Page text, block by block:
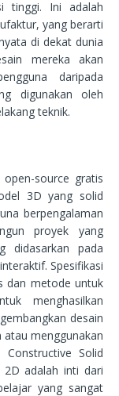
tinggi. Ini adalah
yang berarti
di dekat dunia
mereka akan
daripada
digunakan oleh
teknik.
open-source gratis
3D yang solid
berpengalaman
proyek yang
didasarkan pada
Spesifikasi
dan metode untuk
menghasilkan
desain
atau menggunakan
Solid
2D adalah inti dari
yang sangat